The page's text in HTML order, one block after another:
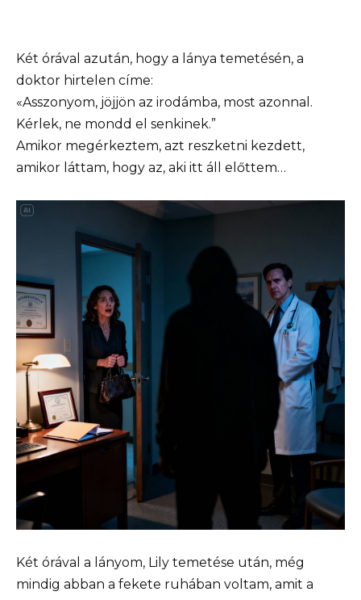
Két órával azután, hogy a lánya temetésén, a
doktor hirtelen címe:
«Asszonyom, jöjjön az irodámba, most azonnal.
Kérlek, ne mondd el senkinek.”
Amikor megérkeztem, azt reszketni kezdett,
amikor láttam, hogy az, aki itt áll előttem…
Két órával a lányom, Lily temetése után, még
mindig abban a fekete ruhában voltam, amit a